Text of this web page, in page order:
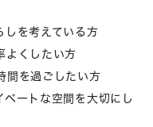
を考えている方
くしたい方
を過ごしたい方
ートな空間を大切にし